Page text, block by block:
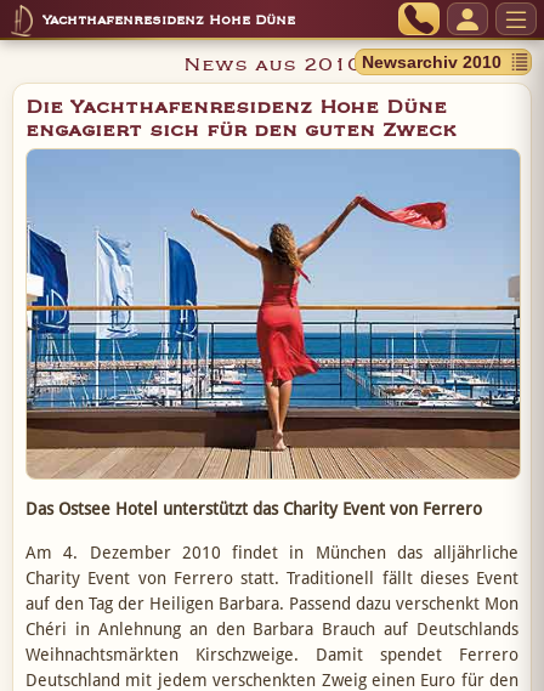
Yachthafenresidenz Hohe Düne
News aus 2010
Die Yachthafenresidenz Hohe Düne
engagiert sich für den guten Zweck
Das Ostsee Hotel unterstützt das Charity Event von Ferrero
Am 4. Dezember 2010 findet in München das alljährliche
Charity Event von Ferrero statt. Traditionell fällt dieses Event
auf den Tag der Heiligen Barbara. Passend dazu verschenkt Mon
Chéri in Anlehnung an den Barbara Brauch auf Deutschlands
Weihnachtsmärkten Kirschzweige. Damit spendet Ferrero
Deutschland mit jedem verschenkten Zweig einen Euro für den